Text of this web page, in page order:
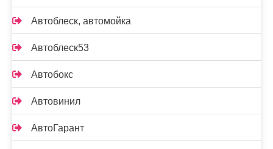
Автоблеск, автомойка
Автоблеск53
Автобокс
Автовинил
АвтоГарант